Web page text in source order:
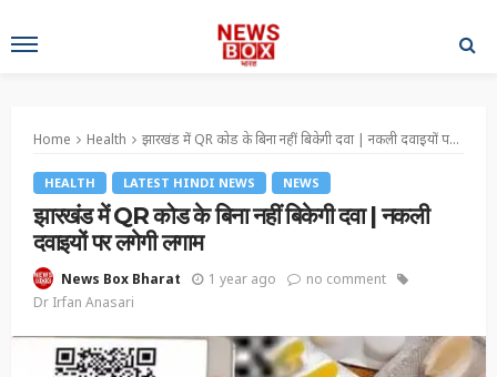
Home Health झारखंड में QR कोड के बिना नहीं बिकेगी दवा | नकली दवाइयों पर लगेगी लगाम
HEALTH LATEST HINDI NEWS NEWS
झारखंड में QR कोड के बिना नहीं बिकेगी दवा | नकली
दवाइयों पर लगेगी लगाम
News Box Bharat 1 year ago
no comment
Dr Irfan Anasari